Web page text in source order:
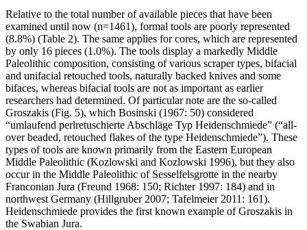
Relative to the total number of available pieces that have been
examined until now (n=1461), formal tools are poorly represented
(8.8%) (Table 2). The same applies for cores, which are represented
by only 16 pieces (1.0%). The tools display a markedly Middle
Paleolithic composition, consisting of various scraper types, bifacial
and unifacial retouched tools, naturally backed knives and some
bifaces, whereas bifacial tools are not as important as earlier
researchers had determined. Of particular note are the so-called
Groszakis (Fig. 5), which Bosinski (1967: 50) considered
“umlaufend perlretuschierte Abschläge Typ Heidenschmiede” (“all-
over beaded, retouched flakes of the type Heidenschmiede”). These
types of tools are known primarily from the Eastern European
Middle Paleolithic (Kozlowski and Kozlowski 1996), but they also
occur in the Middle Paleolithic of Sesselfelsgrotte in the nearby
Franconian Jura (Freund 1968: 150; Richter 1997: 184) and in
northwest Germany (Hillgruber 2007; Tafelmeier 2011: 161).
Heidenschmiede provides the first known example ofGroszakis in
the Swabian Jura.